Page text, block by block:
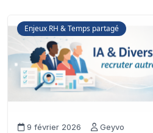
Enjeux RH & Temps partagé
9 février 2026 Geyvo